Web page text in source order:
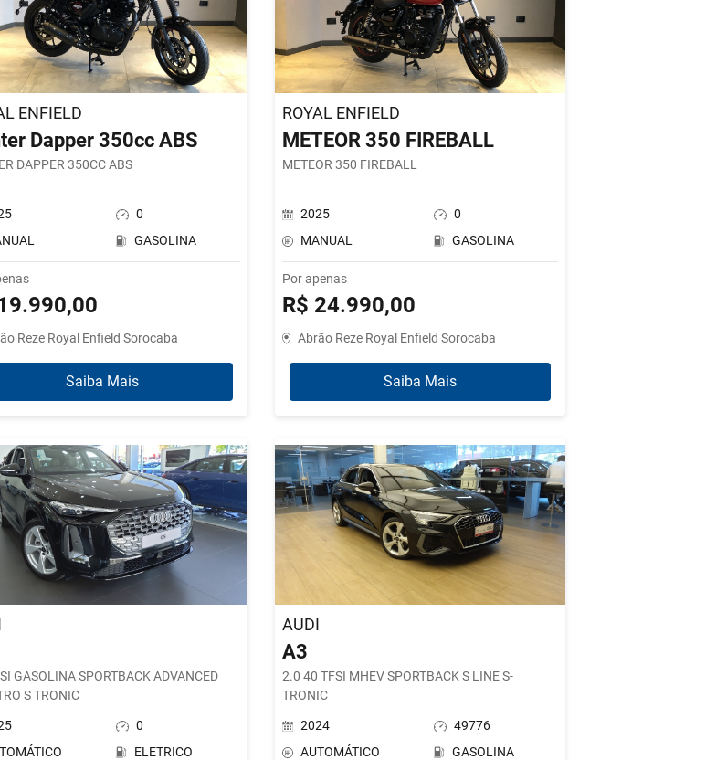
ENFIELD
Dapper 350cc ABS
DAPPER 350CC ABS
0
GASOLINA
Reze Royal Enfield Sorocaba
Saiba Mais
ROYAL ENFIELD
METEOR 350 FIREBALL
METEOR 350 FIREBALL
2025
0
MANUAL
GASOLINA
Por apenas
R$ 24.990,00
Abrão Reze Royal Enfield Sorocaba
Saiba Mais
GASOLINA SPORTBACK ADVANCED
S TRONIC
0
ELETRICO
AUDI
A3
2.0 40 TFSI MHEV SPORTBACK S LINE S-
TRONIC
2024
49776
AUTOMÁTICO
GASOLINA